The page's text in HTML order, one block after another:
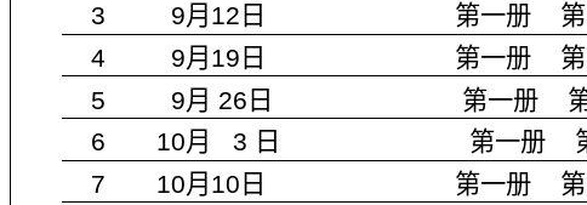
3 9月 12 日 第一册
4 9月 19 日 第一册
5 9月 26 日 第一册
6 10月 3 日 第一册
7 10月 10 日 第一册